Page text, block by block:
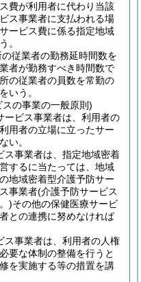
費が利用者に代わり当該
ス事業者に支払われる場
ービス費に係る指定地域
。
従業者の勤務延時間数を
者が勤務すべき時間数で
の従業者の員数を常勤の
いう。
の事業の一般原則)
ービス事業者は、利用者の
用者の立場に立ったサー
い。
ス事業者は、指定地域密着
するに当たっては、地域
地域密着型介護予防サー
事業者(介護予防サービス
)その他の保健医療サービ
との連携に努めなければ
ス事業者は、利用者の人権
要な体制の整備を行うと
を実施する等の措置を講